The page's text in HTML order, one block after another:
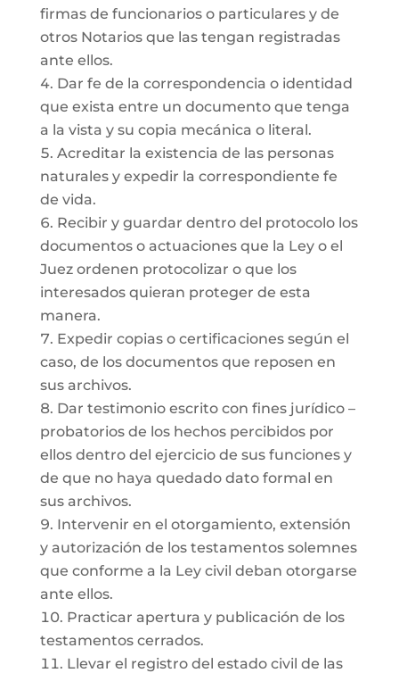
firmas de funcionarios o particulares y de
otros Notarios que las tengan registradas
ante ellos.
Dar fe de la correspondencia o identidad
que exista entre un documento que tenga
a la vista y su copia mecánica o literal.
Acreditar la existencia de las personas
naturales y expedir la correspondiente fe
de vida.
Recibir y guardar dentro del protocolo los
documentos o actuaciones que la Ley o el
Juez ordenen protocolizar o que los
interesados quieran proteger de esta
manera.
Expedir copias o certificaciones según el
caso, de los documentos que reposen en
sus archivos.
Dar testimonio escrito con fines jurídico –
probatorios de los hechos percibidos por
ellos dentro del ejercicio de sus funciones y
de que no haya quedado dato formal en
sus archivos.
Intervenir en el otorgamiento, extensión
y autorización de los testamentos solemnes
que conforme a la Ley civil deban otorgarse
ante ellos.
Practicar apertura y publicación de los
testamentos cerrados.
Llevar el registro del estado civil de las